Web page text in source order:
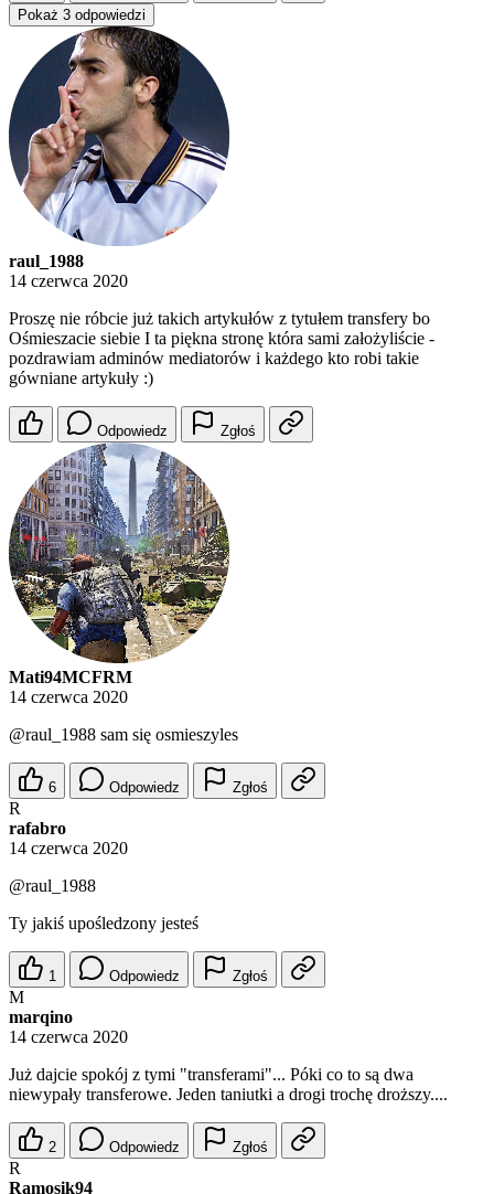
Pokaż 3 odpowiedzi
raul_1988
14 czerwca 2020
Proszę nie róbcie już takich artykułów z tytułem transfery bo
Ośmieszacie siebie I ta piękna stronę która sami założyliście -
pozdrawiam adminów mediatorów i każdego kto robi takie
gówniane artykuły :)
Odpowiedz Zgłoś
Mati94MCFRM
14 czerwca 2020
@raul_1988 sam się osmieszyles
6 Odpowiedz Zgłoś
R
rafabro
14 czerwca 2020
@raul_1988
Ty jakiś upośledzony jesteś
1 Odpowiedz Zgłoś
M
marqino
14 czerwca 2020
Już dajcie spokój z tymi "transferami"... Póki co to są dwa
niewypały transferowe. Jeden taniutki a drogi trochę droższy....
2 Odpowiedz Zgłoś
R
Ramosik94